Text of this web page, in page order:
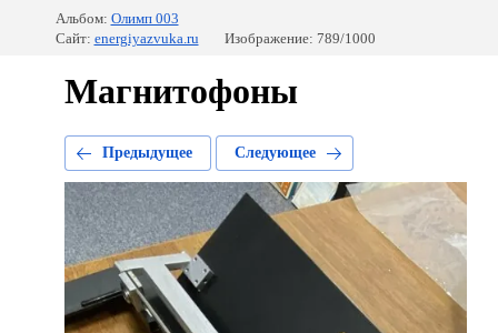
Альбом: Олимп 003
Сайт: energiyazvuka.ru Изображение: 789/1000
Магнитофоны
Предыдущее Следующее